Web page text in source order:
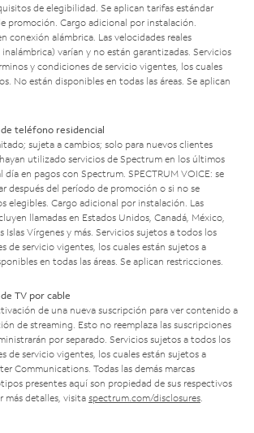
de elegibilidad. Se aplican tarifas estándar
promoción. Cargo adicional por instalación.
conexión alámbrica. Las velocidades reales
varían y no están garantizadas. Servicios
y condiciones de servicio vigentes, los cuales
No están disponibles en todas las áreas. Se aplican
teléfono residencial
sujeta a cambios; solo para nuevos clientes
utilizado servicios de Spectrum en los últimos
día en pagos con Spectrum. SPECTRUM VOICE: se
después del período de promoción o si no se
elegibles. Cargo adicional por instalación. Las
llamadas en Estados Unidos, Canadá, México,
Islas Vírgenes y más. Servicios sujetos a todos los
de servicio vigentes, los cuales están sujetos a
en todas las áreas. Se aplican restricciones.
TV por cable
de una nueva suscripción para ver contenido a
de streaming. Esto no reemplaza las suscripciones
por separado. Servicios sujetos a todos los
de servicio vigentes, los cuales están sujetos a
Communications. Todas las demás marcas
presentes aquí son propiedad de sus respectivos
más detalles, visita spectrum.com/disclosures